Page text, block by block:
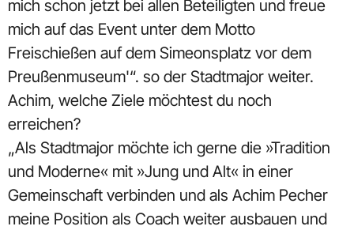
mich schon jetzt bei allen Beteiligten und freue
mich auf das Event unter dem Motto
Freischießen auf dem Simeonsplatz vor dem
Preußenmuseum'“. so der Stadtmajor weiter.
Achim, welche Ziele möchtest du noch
erreichen?
„Als Stadtmajor möchte ich gerne die »Tradition
und Moderne« mit »Jung und Alt« in einer
Gemeinschaft verbinden und als Achim Pecher
meine Position als Coach weiter ausbauen und